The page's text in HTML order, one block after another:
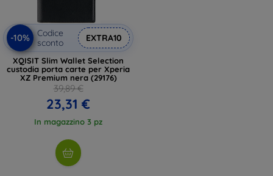
-10%
Codice
sconto
EXTRA10
XQISIT Slim Wallet Selection
custodia porta carte per Xperia
XZ Premium nera (29176)
39,89 €
23,31 €
In magazzino 3 pz